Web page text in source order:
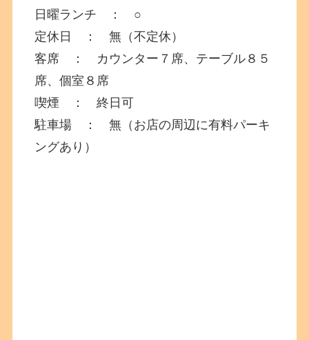
日曜ランチ ： ○
定休日 ： 無（不定休）
客席 ： カウンター７席、テーブル８５
席、個室８席
喫煙 ： 終日可
駐車場 ： 無（お店の周辺に有料パーキ
ングあり）